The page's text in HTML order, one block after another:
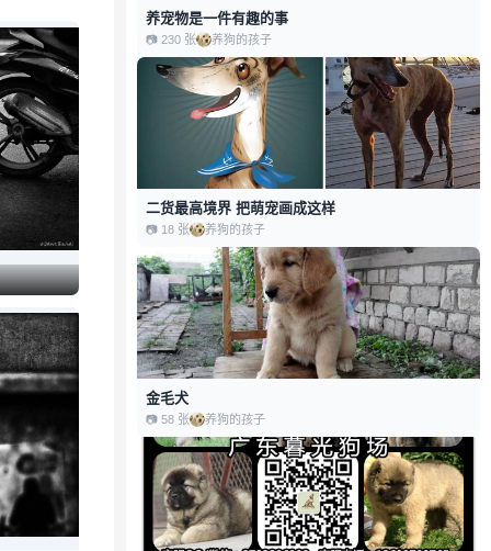
养宠物是一件有趣的事
📷230 张养 养狗的孩子
二货最高境界 把萌宠画成这样
📷 18 张养 养狗的孩子
金毛犬
📷58 张养 养狗的孩子